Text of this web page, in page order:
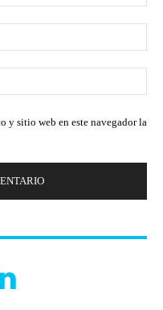
y sitio web en este navegador la